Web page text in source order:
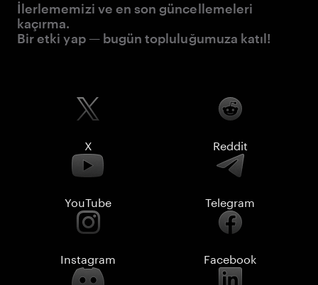
İlerlememizi ve en son güncellemeleri
kaçırma.
Bir etki yap — bugün topluluğumuza katıl!
X Reddit
YouTube Telegram
Instagram Facebook